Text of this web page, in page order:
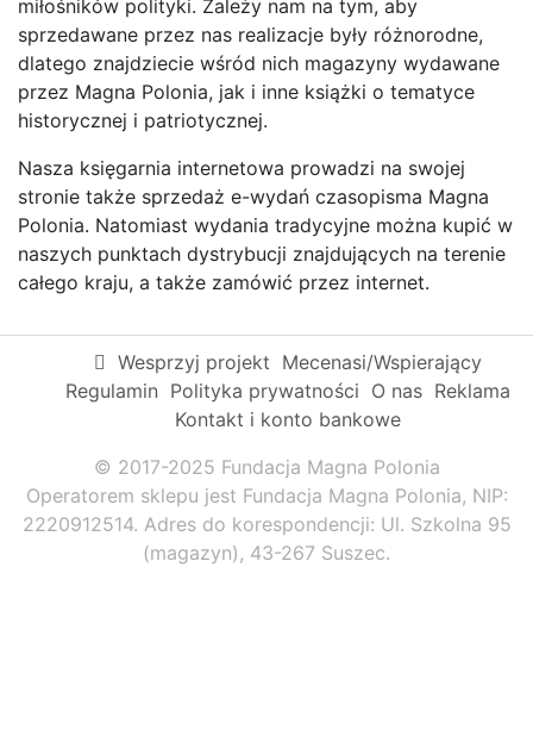
miłośników polityki. Zależy nam na tym, aby
sprzedawane przez nas realizacje były różnorodne,
dlatego znajdziecie wśród nich magazyny wydawane
przez Magna Polonia, jak i inne książki o tematyce
historycznej i patriotycznej.
Nasza księgarnia internetowa prowadzi na swojej
stronie także sprzedaż e-wydań czasopisma Magna
Polonia. Natomiast wydania tradycyjne można kupić w
naszych punktach dystrybucji znajdujących na terenie
całego kraju, a także zamówić przez internet.
Wesprzyj projekt Mecenasi/Wspierający
Regulamin Polityka prywatności O nas Reklama
Kontakt i konto bankowe
© 2017-2025 Fundacja Magna Polonia
Operatorem sklepu jest Fundacja Magna Polonia, NIP:
2220912514. Adres do korespondencji: Ul. Szkolna 95
(magazyn), 43-267 Suszec.